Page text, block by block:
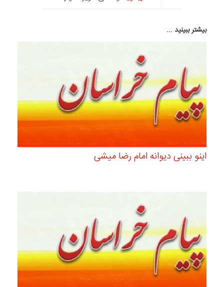
بیشتر ببینید ...
اینو ببینی دیوانه امام رضا میشی